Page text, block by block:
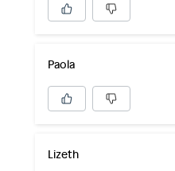
Paola
Lizeth